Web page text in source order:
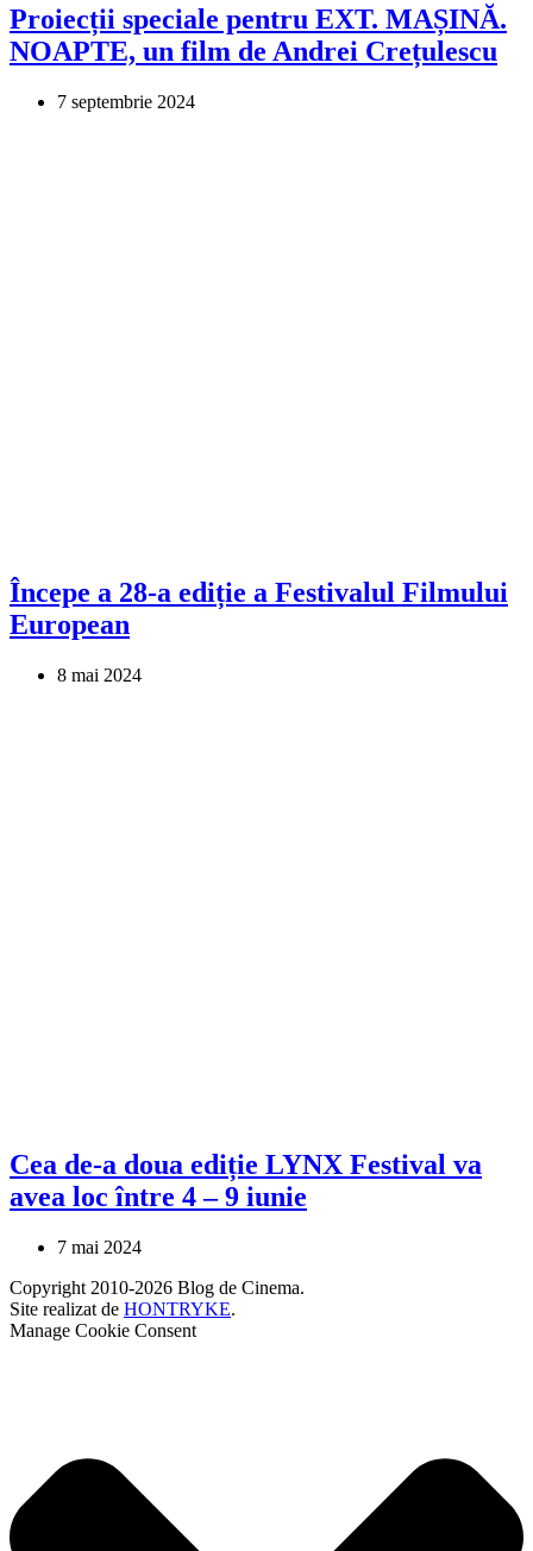
Proiecții speciale pentru EXT. MAȘINĂ.
NOAPTE, un film de Andrei Crețulescu
7 septembrie 2024
Începe a 28-a ediție a Festivalul Filmului
European
8 mai 2024
Cea de-a doua ediție LYNX Festival va
avea loc între 4 – 9 iunie
7 mai 2024
Copyright 2010-2026 Blog de Cinema.
Site realizat de HONTRYKE.
Manage Cookie Consent